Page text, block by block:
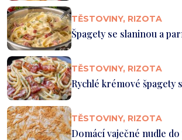
TĚSTOVINY, RIZOTA
Špagety se slaninou a
TĚSTOVINY, RIZOTA
Rychlé krémové špagety
TĚSTOVINY, RIZOTA
Domácí vaječné nudle